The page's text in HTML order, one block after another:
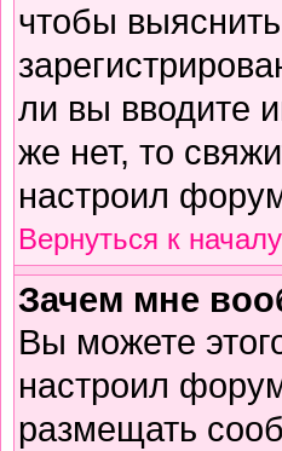
чтобы
ли вы вводите
же нет, то
настроил
Вернуться к началу
Зачем мне
Вы можете
настроил
размещать